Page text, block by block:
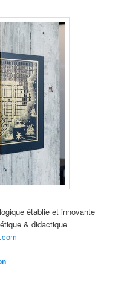
établie et innovante
& didactique